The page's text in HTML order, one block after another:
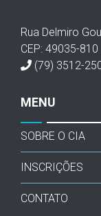
Rua Delmiro
CEP: 49035-
(79) 3512-
MENU
SOBRE O CIA
INSCRIÇÕES
CONTATO